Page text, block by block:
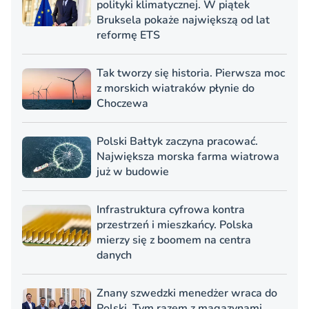
polityki klimatycznej. W piątek
Bruksela pokaże największą od lat
reformę ETS
Tak tworzy się historia. Pierwsza moc
z morskich wiatraków płynie do
Choczewa
Polski Bałtyk zaczyna pracować.
Największa morska farma wiatrowa
już w budowie
Infrastruktura cyfrowa kontra
przestrzeń i mieszkańcy. Polska
mierzy się z boomem na centra
danych
Znany szwedzki menedżer wraca do